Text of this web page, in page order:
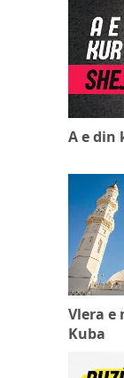
A e din
Vlera e
Kuba